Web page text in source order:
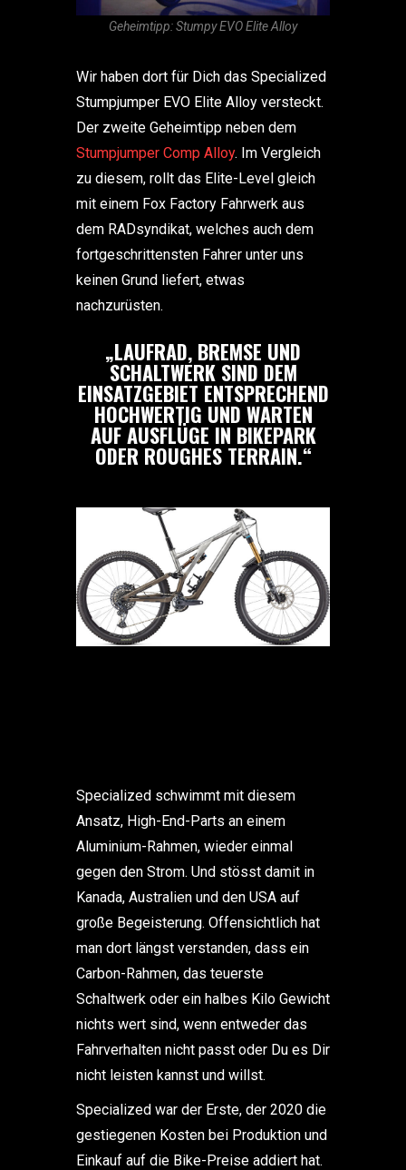
Geheimtipp: Stumpy EVO Elite Alloy
Wir haben dort für Dich das Specialized
Stumpjumper EVO Elite Alloy versteckt.
Der zweite Geheimtipp neben dem
Stumpjumper Comp Alloy. Im Vergleich
zu diesem, rollt das Elite-Level gleich
mit einem Fox Factory Fahrwerk aus
dem RADsyndikat, welches auch dem
fortgeschrittensten Fahrer unter uns
keinen Grund liefert, etwas
nachzurüsten.
„LAUFRAD, BREMSE UND
SCHALTWERK SIND DEM
EINSATZGEBIET ENTSPRECHEND
HOCHWERTIG UND WARTEN
AUF AUSFLÜGE IN BIKEPARK
ODER ROUGHES TERRAIN.“
Specialized schwimmt mit diesem
Ansatz, High-End-Parts an einem
Aluminium-Rahmen, wieder einmal
gegen den Strom. Und stösst damit in
Kanada, Australien und den USA auf
große Begeisterung. Offensichtlich hat
man dort längst verstanden, dass ein
Carbon-Rahmen, das teuerste
Schaltwerk oder ein halbes Kilo Gewicht
nichts wert sind, wenn entweder das
Fahrverhalten nicht passt oder Du es Dir
nicht leisten kannst und willst.
Specialized war der Erste, der 2020 die
gestiegenen Kosten bei Produktion und
Einkauf auf die Bike-Preise addiert hat.